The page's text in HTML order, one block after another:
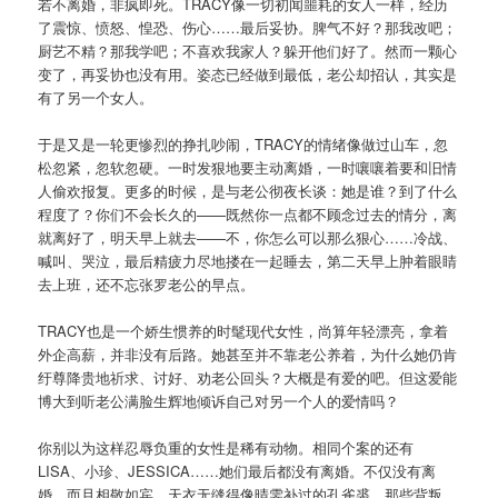
了震惊、愤怒、惶恐、伤心……最后妥协。脾气不好？那我改吧；
厨艺不精？那我学吧；不喜欢我家人？躲开他们好了。然而一颗心
变了，再妥协也没有用。姿态已经做到最低，老公却招认，其实是
有了另一个女人。
于是又是一轮更惨烈的挣扎吵闹，TRACY的情绪像做过山车，忽
松忽紧，忽软忽硬。一时发狠地要主动离婚，一时嚷嚷着要和旧情
人偷欢报复。更多的时候，是与老公彻夜长谈：她是谁？到了什么
程度了？你们不会长久的——既然你一点都不顾念过去的情分，离
就离好了，明天早上就去——不，你怎么可以那么狠心……冷战、
喊叫、哭泣，最后精疲力尽地搂在一起睡去，第二天早上肿着眼睛
去上班，还不忘张罗老公的早点。
TRACY也是一个娇生惯养的时髦现代女性，尚算年轻漂亮，拿着
外企高薪，并非没有后路。她甚至并不靠老公养着，为什么她仍肯
纡尊降贵地祈求、讨好、劝老公回头？大概是有爱的吧。但这爱能
博大到听老公满脸生辉地倾诉自己对另一个人的爱情吗？
你别以为这样忍辱负重的女性是稀有动物。相同个案的还有
LISA、小珍、JESSICA……她们最后都没有离婚。不仅没有离